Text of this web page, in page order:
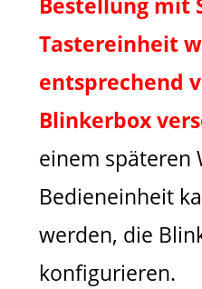
Tastereinheit
entsprechend
Blinkerbox
einem späteren
Bedieneinheit
werden, die
konfigurieren.